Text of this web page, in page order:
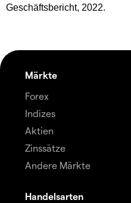
Geschäftsbericht, 2022.
Märkte
Forex
Indizes
Aktien
Zinssätze
Andere Märkte
Handelsarten